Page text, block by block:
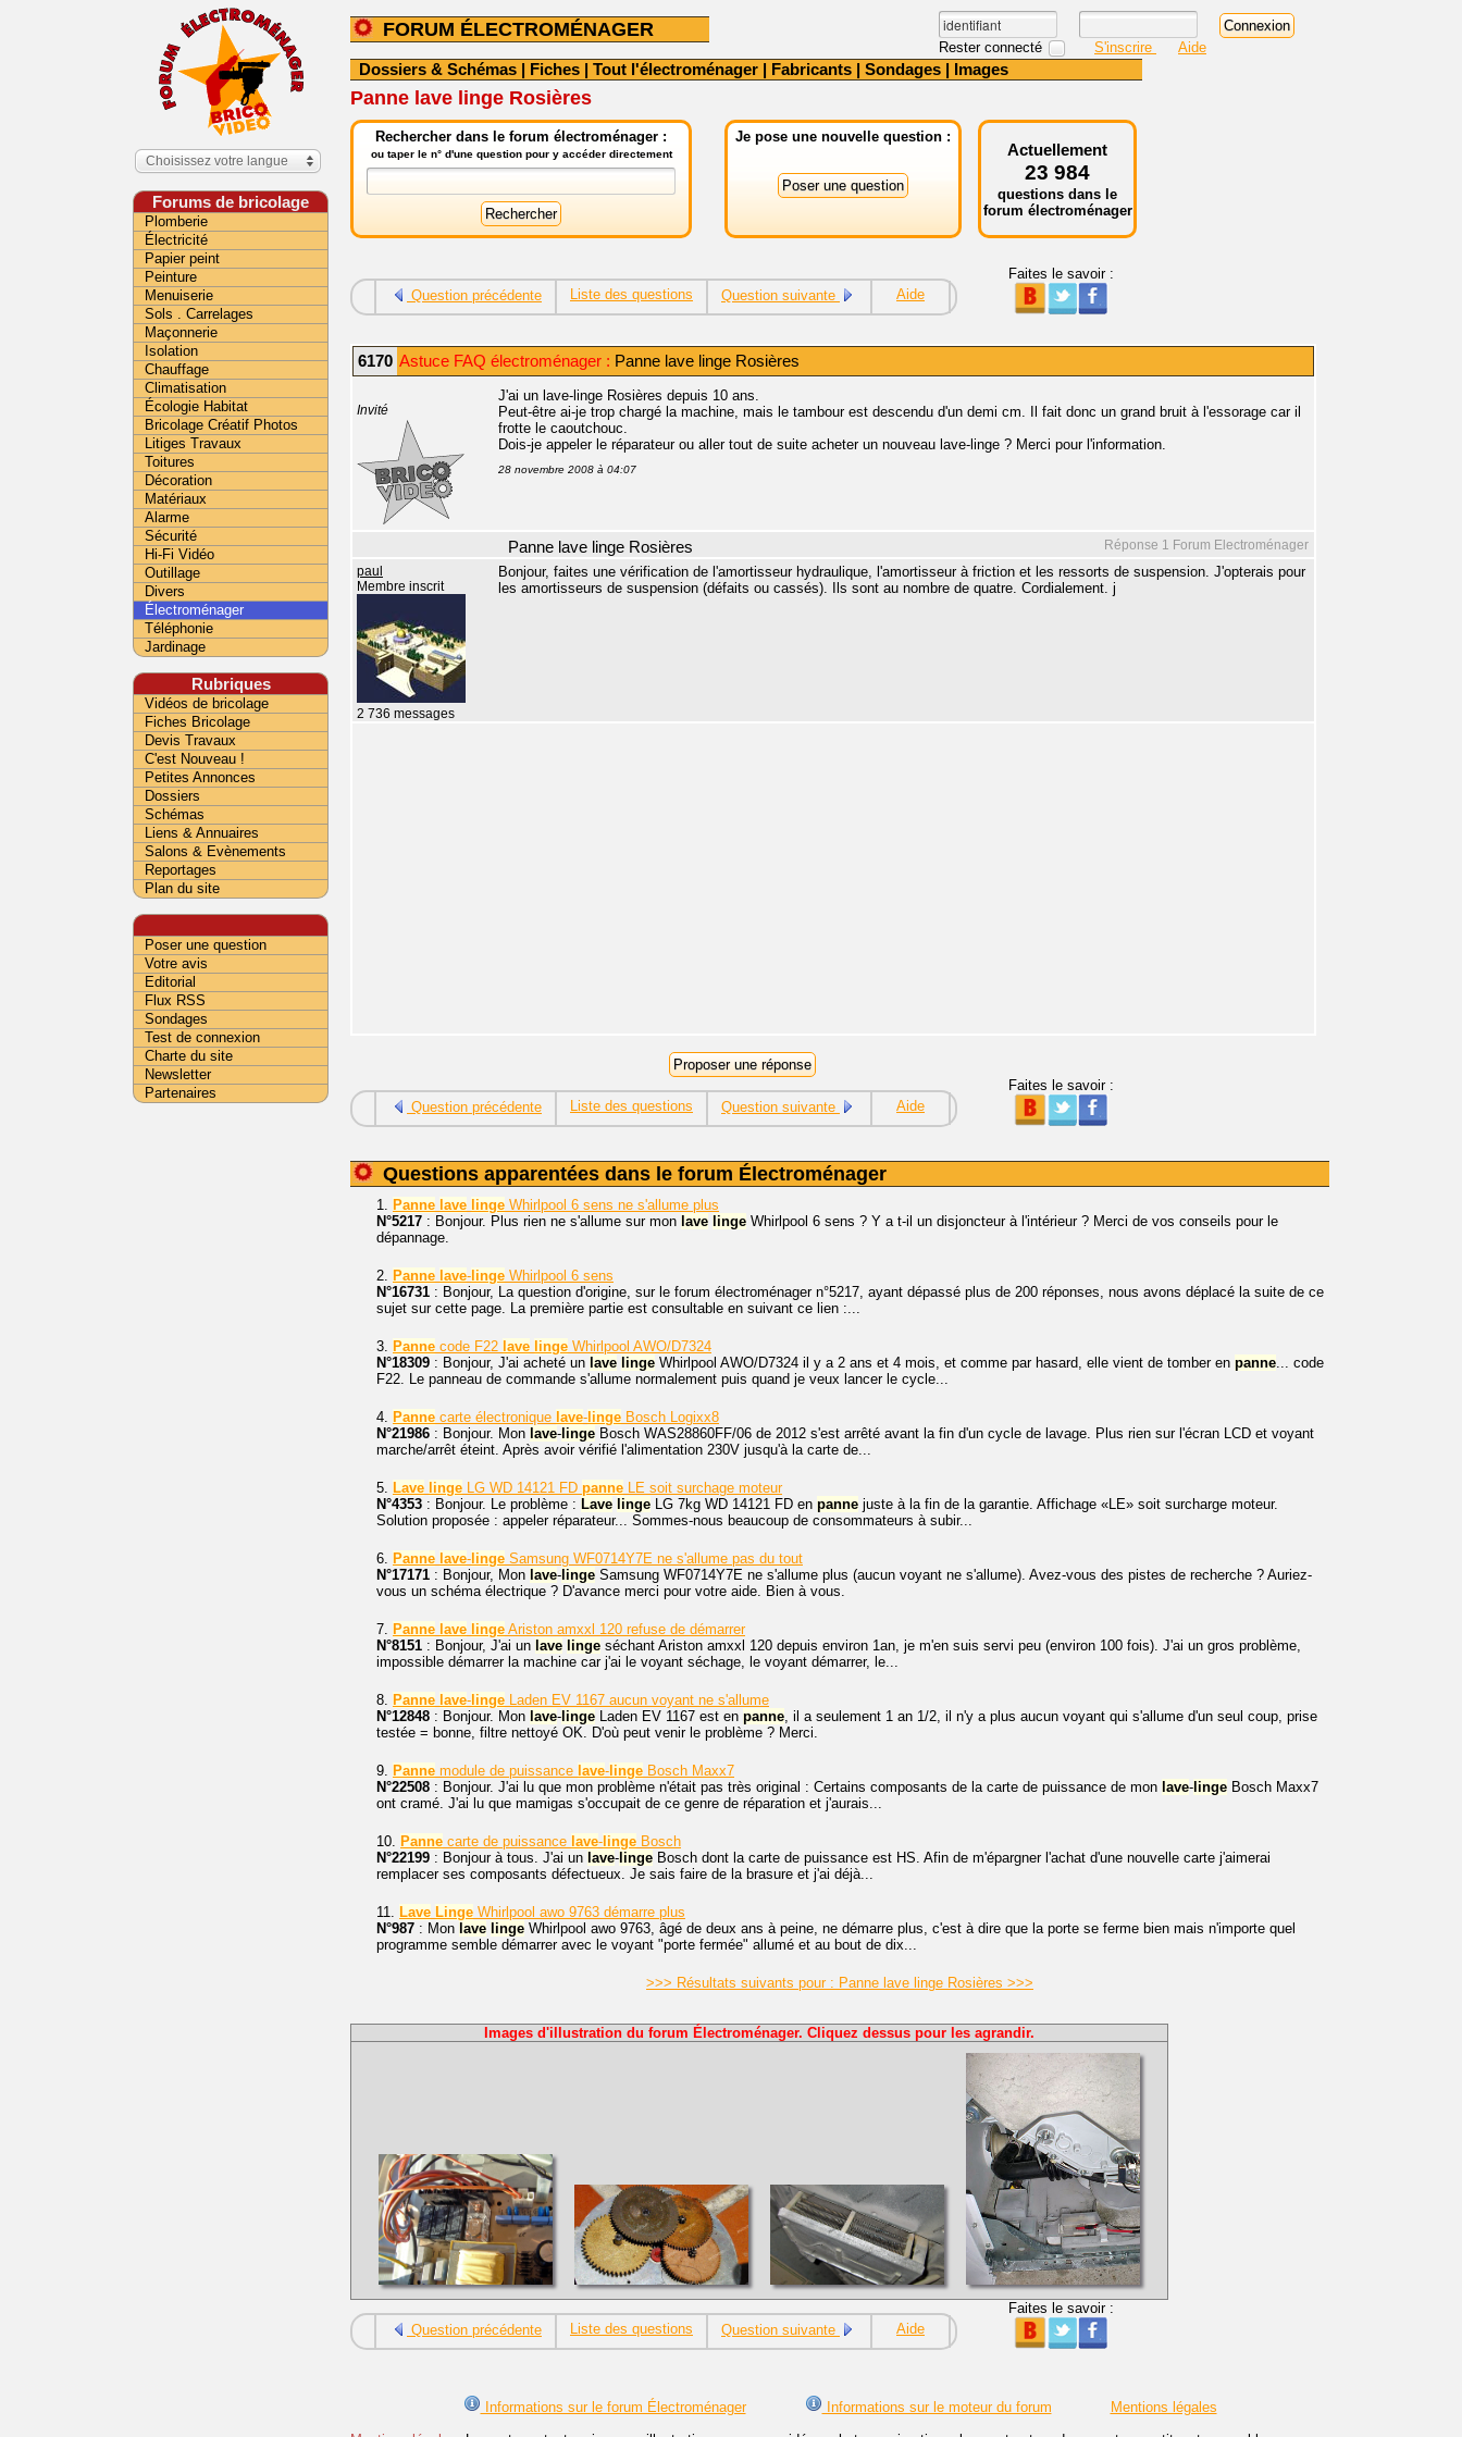
FORUM ÉLECTROMÉNAGER
Rester connecté S'inscrire Aide
Dossiers & Schémas | Fiches | Tout l'électroménager | Fabricants | Sondages | Images
Panne lave linge Rosières
Rechercher dans le forum électroménager :
ou taper le n° d'une question pour y accéder directement
Je pose une nouvelle question :
Actuellement
23 984
questions dans le
forum électroménager
Question précédente Liste des questions Question suivante Aide
Faites le savoir :
6170 Astuce FAQ électroménager : Panne lave linge Rosières
Invité
J'ai un lave-linge Rosières depuis 10 ans.
Peut-être ai-je trop chargé la machine, mais le tambour est descendu d'un demi cm. Il fait donc un grand bruit à l'essorage car il
frotte le caoutchouc.
Dois-je appeler le réparateur ou aller tout de suite acheter un nouveau lave-linge ? Merci pour l'information.
28 novembre 2008 à 04:07
Réponse 1 Forum Electroménager
Panne lave linge Rosières
paul
Membre inscrit
2 736 messages
Bonjour, faites une vérification de l'amortisseur hydraulique, l'amortisseur à friction et les ressorts de suspension. J'opterais pour
les amortisseurs de suspension (défaits ou cassés). Ils sont au nombre de quatre. Cordialement. j
Question précédente Liste des questions Question suivante Aide
Faites le savoir :
Questions apparentées dans le forum Électroménager
1. Panne lave linge Whirlpool 6 sens ne s'allume plus
N°5217 : Bonjour. Plus rien ne s'allume sur mon lave linge Whirlpool 6 sens ? Y a t-il un disjoncteur à l'intérieur ? Merci de vos conseils pour le
dépannage.
2. Panne lave- linge Whirlpool 6 sens
N°16731 : Bonjour, La question d'origine, sur le forum électroménager n°5217, ayant dépassé plus de 200 réponses, nous avons déplacé la suite de ce
sujet sur cette page. La première partie est consultable en suivant ce lien :...
3. Panne code F22 lave linge Whirlpool AWO/D7324
N°18309 : Bonjour, J'ai acheté un lave linge Whirlpool AWO/D7324 il y a 2 ans et 4 mois, et comme par hasard, elle vient de tomber en panne... code
F22. Le panneau de commande s'allume normalement puis quand je veux lancer le cycle...
4. Panne carte électronique lave- linge Bosch Logixx8
N°21986 : Bonjour. Mon lave- linge Bosch WAS28860FF/06 de 2012 s'est arrêté avant la fin d'un cycle de lavage. Plus rien sur l'écran LCD et voyant
marche/arrêt éteint. Après avoir vérifié l'alimentation 230V jusqu'à la carte de...
5. Lave linge LG WD 14121 FD panne LE soit surchage moteur
N°4353 : Bonjour. Le problème : Lave linge LG 7kg WD 14121 FD en panne juste à la fin de la garantie. Affichage «LE» soit surcharge moteur.
Solution proposée : appeler réparateur... Sommes-nous beaucoup de consommateurs à subir...
6. Panne lave- linge Samsung WF0714Y7E ne s'allume pas du tout
N°17171 : Bonjour, Mon lave- linge Samsung WF0714Y7E ne s'allume plus (aucun voyant ne s'allume). Avez-vous des pistes de recherche ? Auriez-
vous un schéma électrique ? D'avance merci pour votre aide. Bien à vous.
7. Panne lave linge Ariston amxxl 120 refuse de démarrer
N°8151 : Bonjour, J'ai un lave linge séchant Ariston amxxl 120 depuis environ 1an, je m'en suis servi peu (environ 100 fois). J'ai un gros problème,
impossible démarrer la machine car j'ai le voyant séchage, le voyant démarrer, le...
8. Panne lave- linge Laden EV 1167 aucun voyant ne s'allume
N°12848 : Bonjour. Mon lave- linge Laden EV 1167 est en panne, il a seulement 1 an 1/2, il n'y a plus aucun voyant qui s'allume d'un seul coup, prise
testée = bonne, filtre nettoyé OK. D'où peut venir le problème ? Merci.
9. Panne module de puissance lave- linge Bosch Maxx7
N°22508 : Bonjour. J'ai lu que mon problème n'était pas très original : Certains composants de la carte de puissance de mon lave- linge Bosch Maxx7
ont cramé. J'ai lu que mamigas s'occupait de ce genre de réparation et j'aurais...
10. Panne carte de puissance lave- linge Bosch
N°22199 : Bonjour à tous. J'ai un lave- linge Bosch dont la carte de puissance est HS. Afin de m'épargner l'achat d'une nouvelle carte j'aimerai
remplacer ses composants défectueux. Je sais faire de la brasure et j'ai déjà...
11. Lave Linge Whirlpool awo 9763 démarre plus
N°987 : Mon lave linge Whirlpool awo 9763, âgé de deux ans à peine, ne démarre plus, c'est à dire que la porte se ferme bien mais n'importe quel
programme semble démarrer avec le voyant "porte fermée" allumé et au bout de dix...
>>> Résultats suivants pour : Panne lave linge Rosières >>>
Images d'illustration du forum Électroménager. Cliquez dessus pour les agrandir.
Question précédente Liste des questions Question suivante Aide
Faites le savoir :
Informations sur le forum Électroménager Informations sur le moteur du forum
Mentions légales
Choisissez votre langue
Forums de bricolage
Plomberie
Électricité
Papier peint
Peinture
Menuiserie
Sols . Carrelages
Maçonnerie
Isolation
Chauffage
Climatisation
Écologie Habitat
Bricolage Créatif Photos
Litiges Travaux
Toitures
Décoration
Matériaux
Alarme
Sécurité
Hi-Fi Vidéo
Outillage
Divers
Électroménager
Téléphonie
Jardinage
Rubriques
Vidéos de bricolage
Fiches Bricolage
Devis Travaux
C'est Nouveau !
Petites Annonces
Dossiers
Schémas
Liens & Annuaires
Salons & Evènements
Reportages
Plan du site
Poser une question
Votre avis
Editorial
Flux RSS
Sondages
Test de connexion
Charte du site
Newsletter
Partenaires